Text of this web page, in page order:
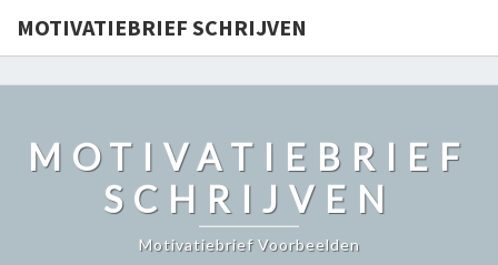
MOTIVATIEBRIEF SCHRIJVEN
MOTIVATIEBRIEF
SCHRIJVEN
Motivatiebrief Voorbeelden